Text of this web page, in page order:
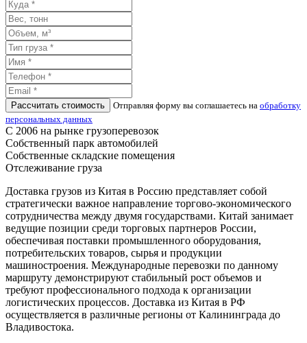
Рассчитать стоимость Отправляя форму вы соглашаетесь на обработку
персональных данных
С 2006 на рынке грузоперевозок
Собственный парк автомобилей
Собственные складские помещения
Отслеживание груза
Доставка грузов из Китая в Россию представляет собой
стратегически важное направление торгово-экономического
сотрудничества между двумя государствами. Китай занимает
ведущие позиции среди торговых партнеров России,
обеспечивая поставки промышленного оборудования,
потребительских товаров, сырья и продукции
машиностроения. Международные перевозки по данному
маршруту демонстрируют стабильный рост объемов и
требуют профессионального подхода к организации
логистических процессов. Доставка из Китая в РФ
осуществляется в различные регионы от Калининграда до
Владивостока.